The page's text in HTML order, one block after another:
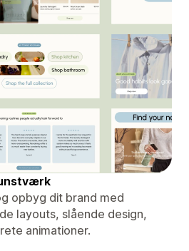
opbyg dit brand med
layouts, slående design,
animationer.